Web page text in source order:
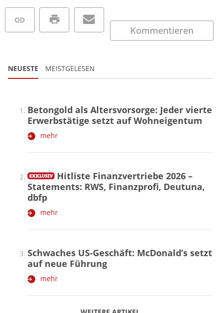
Kommentieren
NEUESTE MEISTGELESEN
Betongold als Altersvorsorge: Jeder vierte
Erwerbstätige setzt auf Wohneigentum
mehr
Hitliste Finanzvertriebe 2026 –
Statements: RWS, Finanzprofi, Deutuna,
dbfp
mehr
Schwaches US-Geschäft: McDonald’s setzt
auf neue Führung
mehr